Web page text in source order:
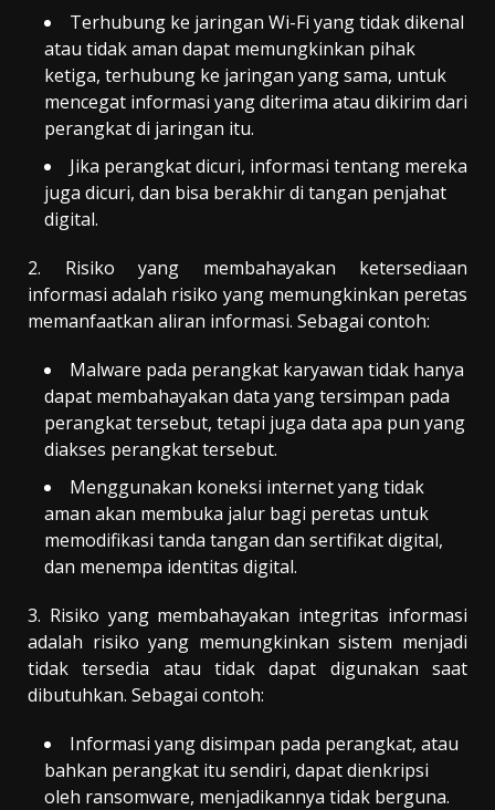
Terhubung ke jaringan Wi-Fi yang tidak dikenal
atau tidak aman dapat memungkinkan pihak
ketiga, terhubung ke jaringan yang sama, untuk
mencegat informasi yang diterima atau dikirim dari
perangkat di jaringan itu.
Jika perangkat dicuri, informasi tentang mereka
juga dicuri, dan bisa berakhir di tangan penjahat
digital.
2. Risiko yang membahayakan ketersediaan
informasi adalah risiko yang memungkinkan peretas
memanfaatkan aliran informasi. Sebagai contoh:
Malware pada perangkat karyawan tidak hanya
dapat membahayakan data yang tersimpan pada
perangkat tersebut, tetapi juga data apa pun yang
diakses perangkat tersebut.
Menggunakan koneksi internet yang tidak
aman akan membuka jalur bagi peretas untuk
memodifikasi tanda tangan dan sertifikat digital,
dan menempa identitas digital.
3. Risiko yang membahayakan integritas informasi
adalah risiko yang memungkinkan sistem menjadi
tidak tersedia atau tidak dapat digunakan saat
dibutuhkan. Sebagai contoh:
Informasi yang disimpan pada perangkat, atau
bahkan perangkat itu sendiri, dapat dienkripsi
oleh ransomware, menjadikannya tidak berguna.